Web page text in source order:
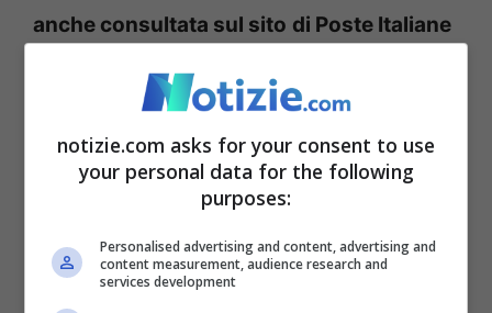
anche consultata sul sito di Poste Italiane
ufficio postale
. In un avviso pubblicato dal
Gruppo Poste Italianesono stati indicati
tutti i buoni in scadenza nel 2025:
3 Anni Plus: serie TF103220706
(emessa dal 6 luglio 2022 al 26
notizie.com asks for your consent to use
your personal data for the following
purposes:
Personalised advertising and content, advertising and
content measurement, audience research and
services development